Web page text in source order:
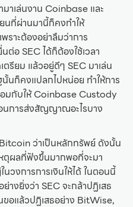
าเล่นงาน Coinbase และ
นที่ผ่านมานี้ก็คงทำให้
ราะต้องอย่าลืมว่าการ
ต่อ SEC ได้ก็ต้องใช้เวลา
ตรียม แล้วอยู่ดีๆ SEC มาเล่น
นก็คงแปลกไปหน่อย ทำให้การ
มกับให้ Coinbase Custody
นการส่งสัญญาณอะไรบาง
ว่าเป็นหลักทรัพย์ ดังนั้น
ตุผลที่ฟังขึ้นมากพอที่จะมา
วงการการเงินให้ได้ ในตอนนี้
งยิ่งว่า SEC จะกล้าปฏิเสธ
ขอแล้วปฏิเสธอย่าง BitWise,